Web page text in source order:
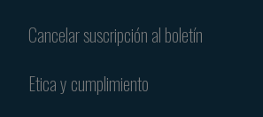
Cancelar suscripción al boletín
Etica y cumplimiento